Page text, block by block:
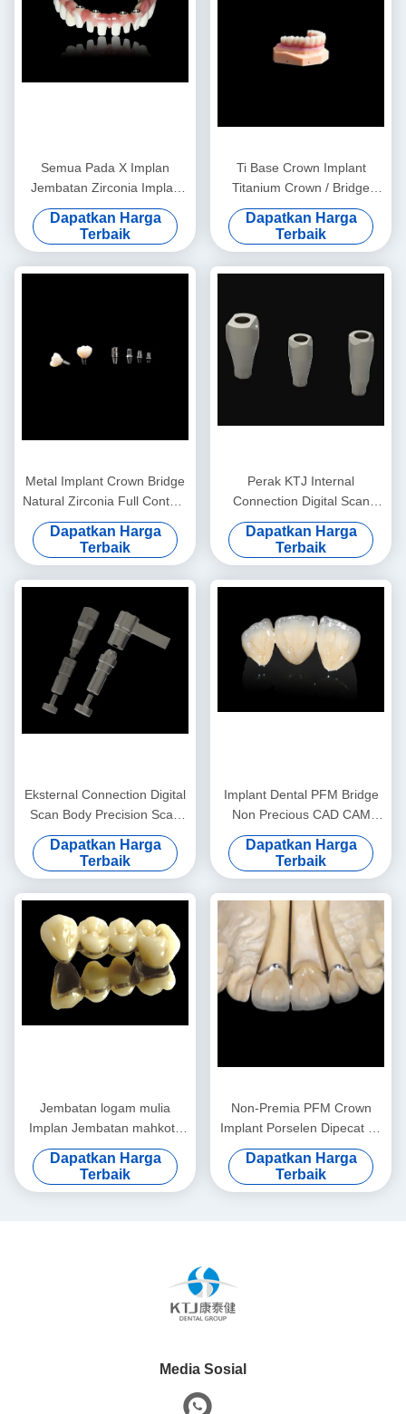
Semua Pada X Implan
Jembatan Zirconia Implan
Jembatan Mahkota
Penampilan alami
Dapatkan Harga
Terbaik
Ti Base Crown Implant
Titanium Crown / Bridge
Coping With Composite
Dapatkan Harga
Terbaik
Metal Implant Crown Bridge
Natural Zirconia Full Contour
Crown Dengan Titanium
Abutment
Dapatkan Harga
Terbaik
Perak KTJ Internal
Connection Digital Scan
Body Untuk Implantasi
Presisi Tinggi
Dapatkan Harga
Terbaik
Eksternal Connection Digital
Scan Body Precision Scan
Bodies Untuk Implan Gigi
Dapatkan Harga
Terbaik
Implant Dental PFM Bridge
Non Precious CAD CAM
PFM Crown
Dapatkan Harga
Terbaik
Jembatan logam mulia
Implan Jembatan mahkota
tahan aus disesuaikan
Dapatkan Harga
Terbaik
Non-Premia PFM Crown
Implant Porselen Dipecat ke
Metal Crown
Dapatkan Harga
Terbaik
Media Sosial